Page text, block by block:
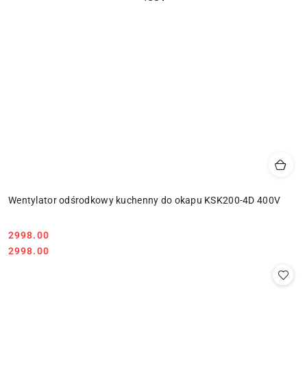
Wentylator odśrodkowy kuchenny do okapu KSK200-4D 400V
Cena:
2998.00
Cena:
2998.00